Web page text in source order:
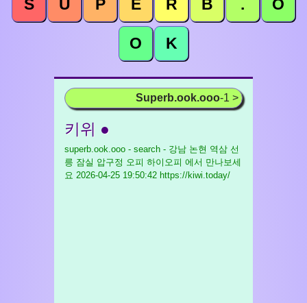
S U P E R B . O
O K
Superb.ook.ooo-1 >
키위 ●
superb.ook.ooo - search - 강남 논현 역삼 선
릉 잠실 압구정 오피 하이오피 에서 만나보세
요 2026-04-25 19:50:42 https://kiwi.today/